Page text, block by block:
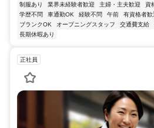
制服あり 業界未経験者歓迎 主婦・主夫歓迎 資
学歴不問
車通勤OK 経験不問 午前 有資格者歓
ブランクOK
オープニングスタッフ 交通費支給
長期休暇あり
正社員